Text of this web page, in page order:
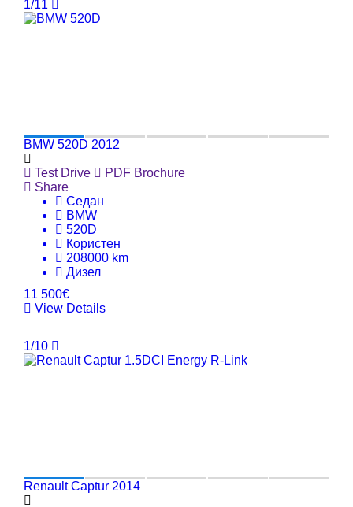
1/11
BMW 520D 2012
Test Drive
PDF Brochure
Share
Седан
BMW
520D
Користен
208000 km
Дизел
11 500€
View Details
1/10
Renault Captur 2014